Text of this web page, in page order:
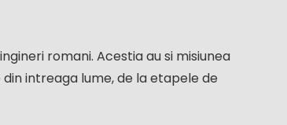
romani. Acestia au si misiunea
intreaga lume, de la etapele de